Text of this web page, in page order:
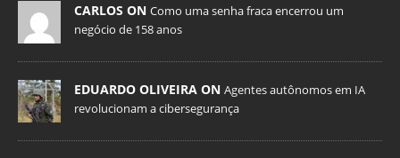
CARLOS ON Como uma senha fraca encerrou um
negócio de 158 anos
EDUARDO OLIVEIRA ON Agentes autônomos em IA
revolucionam a cibersegurança